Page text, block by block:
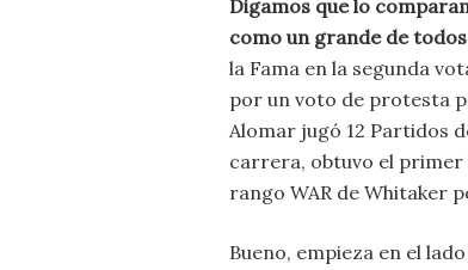
Digamos que lo
como un grande de
la Fama en la segunda
por un voto de protesta
Alomar jugó 12 Partidos
carrera, obtuvo el primer
rango WAR de Whitaker
Bueno, empieza en el